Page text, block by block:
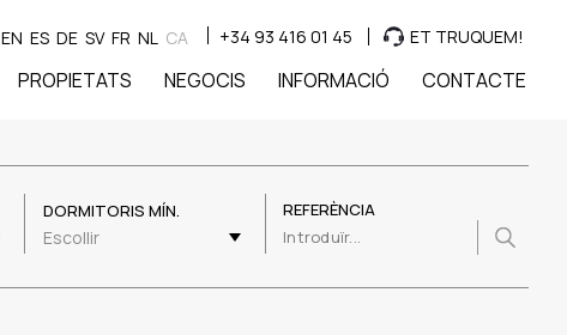
EN ES DE SV FR NL CA +34 93 416 01 45 ET TRUQUEM!
PROPIETATS NEGOCIS INFORMACIÓ CONTACTE
DORMITORIS MÍN.
Escollir
REFERÈNCIA